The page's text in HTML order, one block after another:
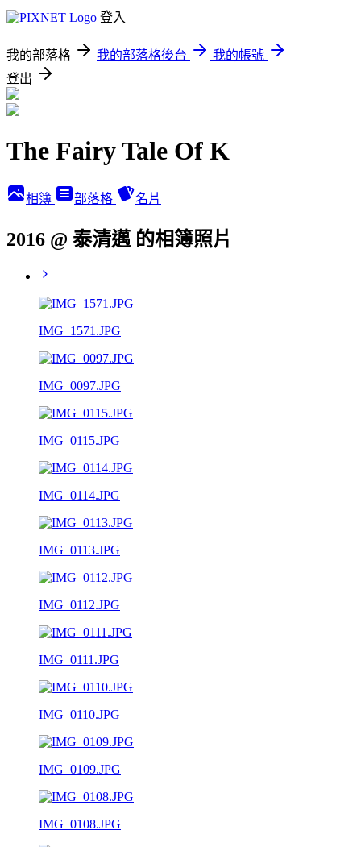
登入
我的部落格 我的部落格後台
我的帳號
登出
The Fairy Tale Of K
相簿 部落格 名片
2016 @ 泰清邁 的相簿照片
IMG_1571.JPG
IMG_0097.JPG
IMG_0115.JPG
IMG_0114.JPG
IMG_0113.JPG
IMG_0112.JPG
IMG_0111.JPG
IMG_0110.JPG
IMG_0109.JPG
IMG_0108.JPG